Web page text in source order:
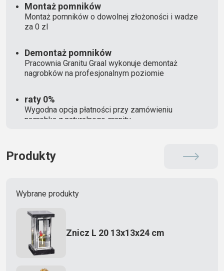
Montaż pomników
Montaż pomników o dowolnej złożoności i wadze
za 0 zl
Demontaż pomników
Pracownia Granitu Graal wykonuje demontaż
nagrobków na profesjonalnym poziomie
raty 0%
Wygodna opcja płatności przy zamówieniu
nagrobka z naturalnego granitu
Produkty
Wybrane produkty
Znicz L 20 13x13x24 cm